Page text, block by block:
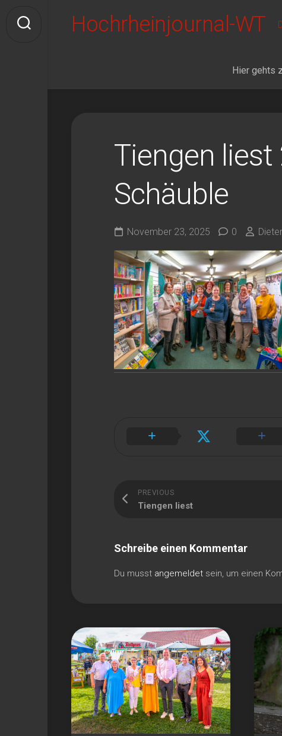
content
Hochrheinjournal-WT
Hier gehts
Tiengen liest
Schäuble
November 23, 2025 0 Dieter
PREVIOUS
Tiengen liest
Schreibe einen Kommentar
Du musst angemeldet sein, um einen